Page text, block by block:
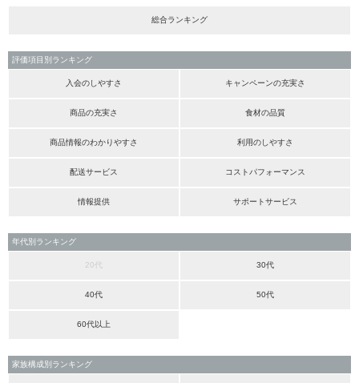
総合ランキング
評価項目別ランキング
入会のしやすさ キャンペーンの充実さ
商品の充実さ 食材の品質
商品情報のわかりやすさ 利用のしやすさ
配送サービス コストパフォーマンス
情報提供 サポートサービス
年代別ランキング
20代 30代
40代 50代
60代以上
家族構成別ランキング